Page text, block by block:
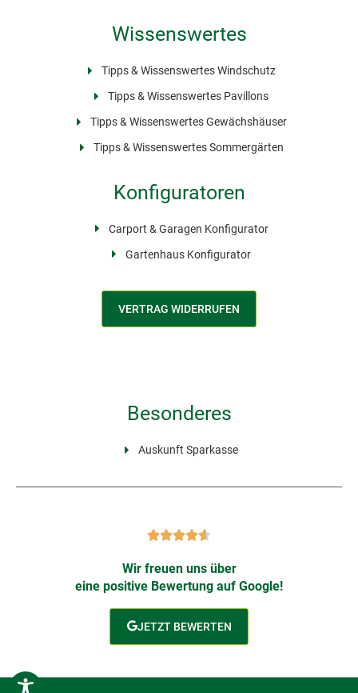
Wissenswertes
Tipps & Wissenswertes Windschutz
Tipps & Wissenswertes Pavillons
Tipps & Wissenswertes Gewächshäuser
Tipps & Wissenswertes Sommergärten
Konfiguratoren
Carport & Garagen Konfigurator
Gartenhaus Konfigurator
VERTRAG WIDERRUFEN
Besonderes
Auskunft Sparkasse
Wir freuen uns über
eine positive Bewertung auf Google!
JETZT BEWERTEN